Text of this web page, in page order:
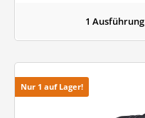
1
Nur 1 auf Lager!